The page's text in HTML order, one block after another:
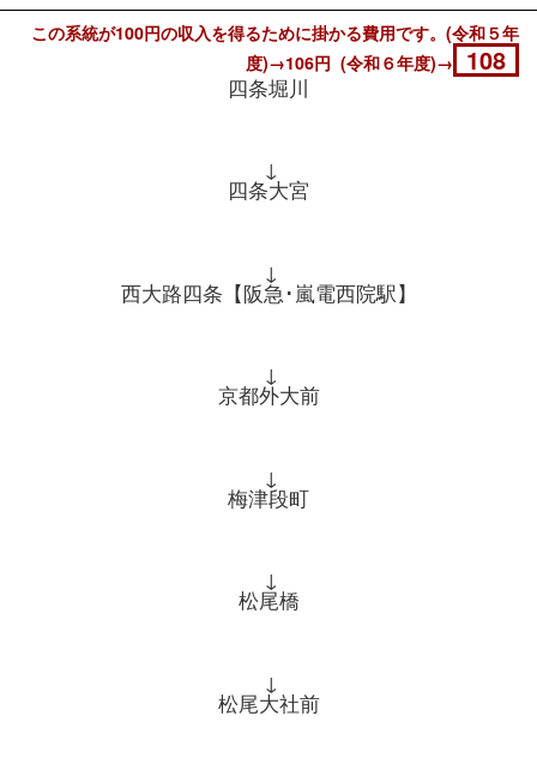
この系統が100円の収入を得るために掛かる費用です。(令和５年
度)→106円 (令和６年度)→
108
四条堀川
↓
四条大宮
↓
西大路四条【阪急･嵐電西院駅】
↓
京都外大前
↓
梅津段町
↓
松尾橋
↓
松尾大社前